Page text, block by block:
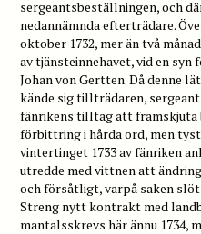
sergeantsbeställningen, och
nedannämnda efterträdare.
oktober 1732, mer än två
av tjänsteinnehavet, vid en
Johan von Gertten. Då denne
kände sig tillträdaren,
fänrikens tilltag att framskjuta
förbittring i hårda ord, men
vintertinget 1733 av fänriken
utredde med vittnen att
och försåtligt, varpå saken
Streng nytt kontrakt med
mantalsskrevs här ännu 1734,